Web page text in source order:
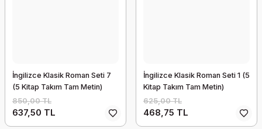
İngilizce Klasik Roman Seti 7
(5 Kitap Takım Tam Metin)
850,00 TL
637,50 TL
İngilizce Klasik Roman Seti 1 (5
Kitap Takım Tam Metin)
625,00 TL
468,75 TL